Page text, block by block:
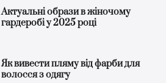
Актуальні образи в жіночому
гардеробі у 2025 році
Як вивести пляму від фарби для
волосся з одягу